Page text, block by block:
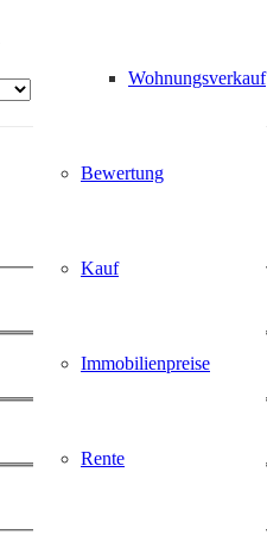
Wohnungsverkauf
Bewertung
Kauf
Immobilienpreise
Rente